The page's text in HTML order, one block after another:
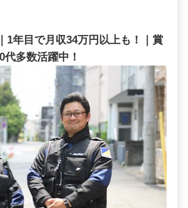
1年目で月収34万円以上も！｜賞
多数活躍中！